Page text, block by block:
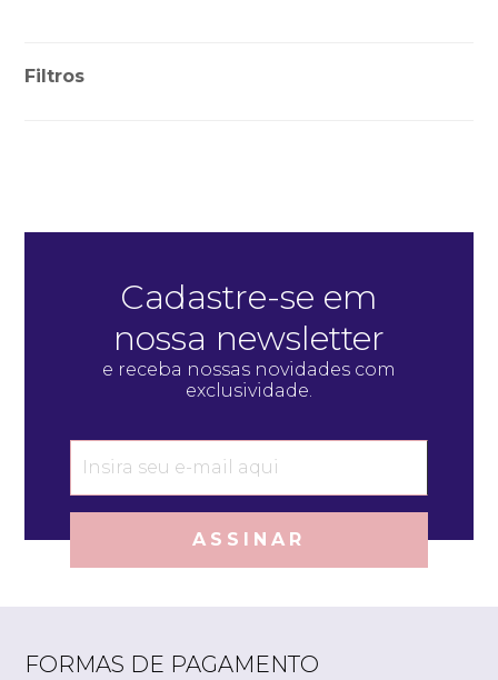
Filtros
Cadastre-se em
nossa newsletter
e receba nossas novidades com
exclusividade.
ASSINAR
FORMAS DE PAGAMENTO